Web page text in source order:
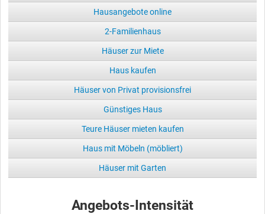
Hausangebote online
2-Familienhaus
Häuser zur Miete
Haus kaufen
Häuser von Privat provisionsfrei
Günstiges Haus
Teure Häuser mieten kaufen
Haus mit Möbeln (möbliert)
Häuser mit Garten
Angebots-Intensität